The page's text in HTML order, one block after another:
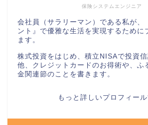
保険システムエンジニア
会社員（サラリーマン）である私が、
ント』で優雅な生活を実現するために
ます。
株式投資をはじめ、積立NISAで投資
他、クレジットカードのお得術や、ふ
金関連節のことを書きます。
もっと詳しいプロフィー